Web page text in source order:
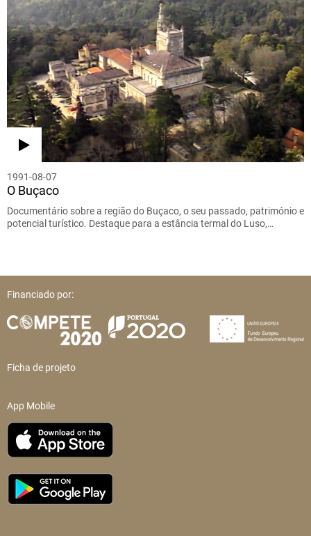
1991-08-07
O Buçaco
Documentário sobre a região do Buçaco, o seu passado, património e
potencial turístico. Destaque para a estância termal do Luso,…
Financiado por:
Ficha de projeto
App Mobile